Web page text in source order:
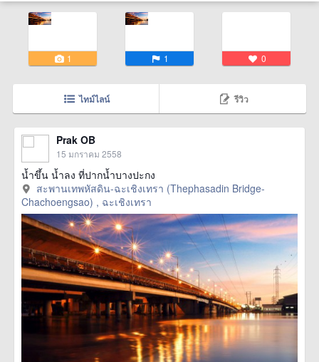
1 1 0
ไทม์ไลน์ รีวิว
Prak OB
15 มกราคม 2558
น้ำขึ้น น้ำลง ที่ปากน้ำบางปะกง
สะพานเทพหัสดิน-ฉะเชิงเทรา (Thephasadin Bridge-
Chachoengsao) , ฉะเชิงเทรา